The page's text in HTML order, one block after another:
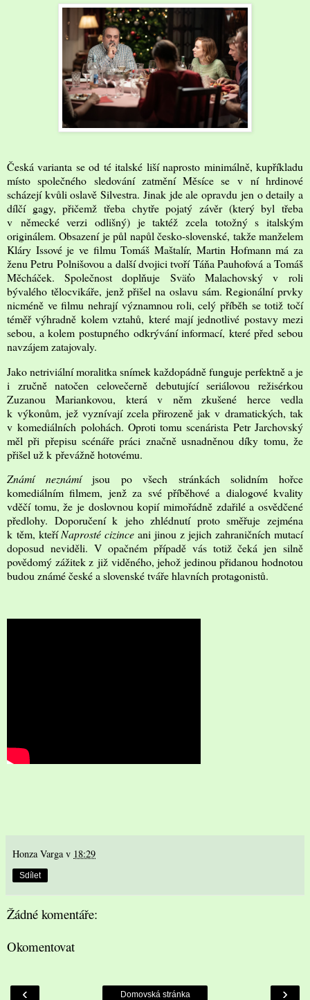
Česká varianta se od té italské liší naprosto minimálně, kupříkladu
místo společného sledování zatmění Měsíce se v ní hrdinové
scházejí kvůli oslavě Silvestra. Jinak jde ale opravdu jen o detaily a
dílčí gagy, přičemž třeba chytře pojatý závěr (který byl třeba
v německé verzi odlišný) je taktéž zcela totožný s italským
originálem. Obsazení je půl napůl česko-slovenské, takže manželem
Kláry Issové je ve filmu Tomáš Maštalír, Martin Hofmann má za
ženu Petru Polnišovou a další dvojici tvoří Táňa Pauhofová a Tomáš
Měcháček. Společnost doplňuje Sväťo Malachovský v roli
bývalého tělocvikáře, jenž přišel na oslavu sám. Regionální prvky
nicméně ve filmu nehrají významnou roli, celý příběh se totiž točí
téměř výhradně kolem vztahů, které mají jednotlivé postavy mezi
sebou, a kolem postupného odkrývání informací, které před sebou
navzájem zatajovaly.
Jako netriviální moralitka snímek každopádně funguje perfektně a je
i zručně natočen celovečerně debutující seriálovou režisérkou
Zuzanou Mariankovou, která v něm zkušené herce vedla
k výkonům, jež vyznívají zcela přirozeně jak v dramatických, tak
v komediálních polohách. Oproti tomu scenárista Petr Jarchovský
měl při přepisu scénáře práci značně usnadněnou díky tomu, že
přišel už k převážně hotovému.
Známí neznámíjsou po všech stránkách solidním hořce
komediálním filmem, jenž za své příběhové a dialogové kvality
vděčí tomu, že je doslovnou kopií mimořádně zdařilé a osvědčené
předlohy. Doporučení k jeho zhlédnutí proto směřuje zejména
k těm, kteříNaprosté cizince ani jinou z jejich zahraničních mutací
doposud neviděli. V opačném případě vás totiž čeká jen silně
povědomý zážitek z již viděného, jehož jedinou přidanou hodnotou
budou známé české a slovenské tváře hlavních protagonistů.
Honza Varga v 18:29
Sdílet
Žádné komentáře:
Okomentovat
‹ ›
Domovská stránka